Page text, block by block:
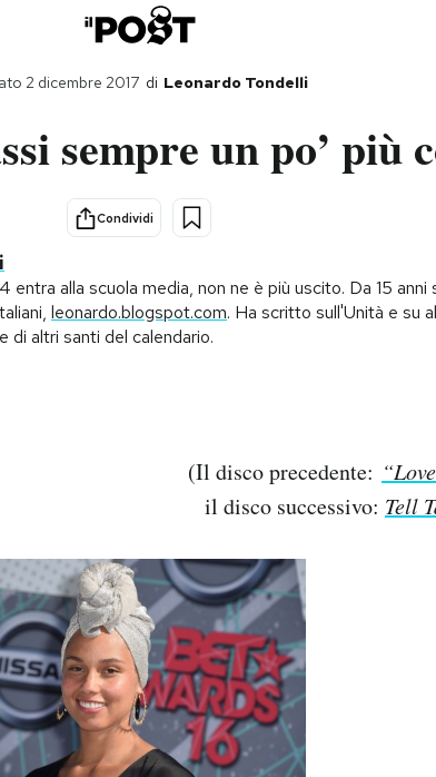
di Leonardo Tondelli
2 dicembre 2017
sempre un po’ più
Condividi
entra alla scuola media, non ne è più uscito. Da 15 anni
leonardo.blogspot.com. Ha scritto sull'Unità e su
di altri santi del calendario.
(Il disco precedente:
il disco successivo: Tell